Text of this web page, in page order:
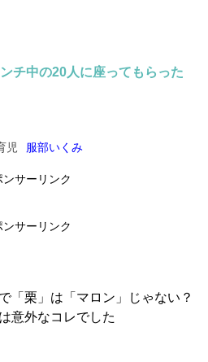
チ中の20人に座ってもらった
児 服部いくみ
ンサーリンク
ンサーリンク
「栗」は「マロン」じゃない？
意外なコレでした